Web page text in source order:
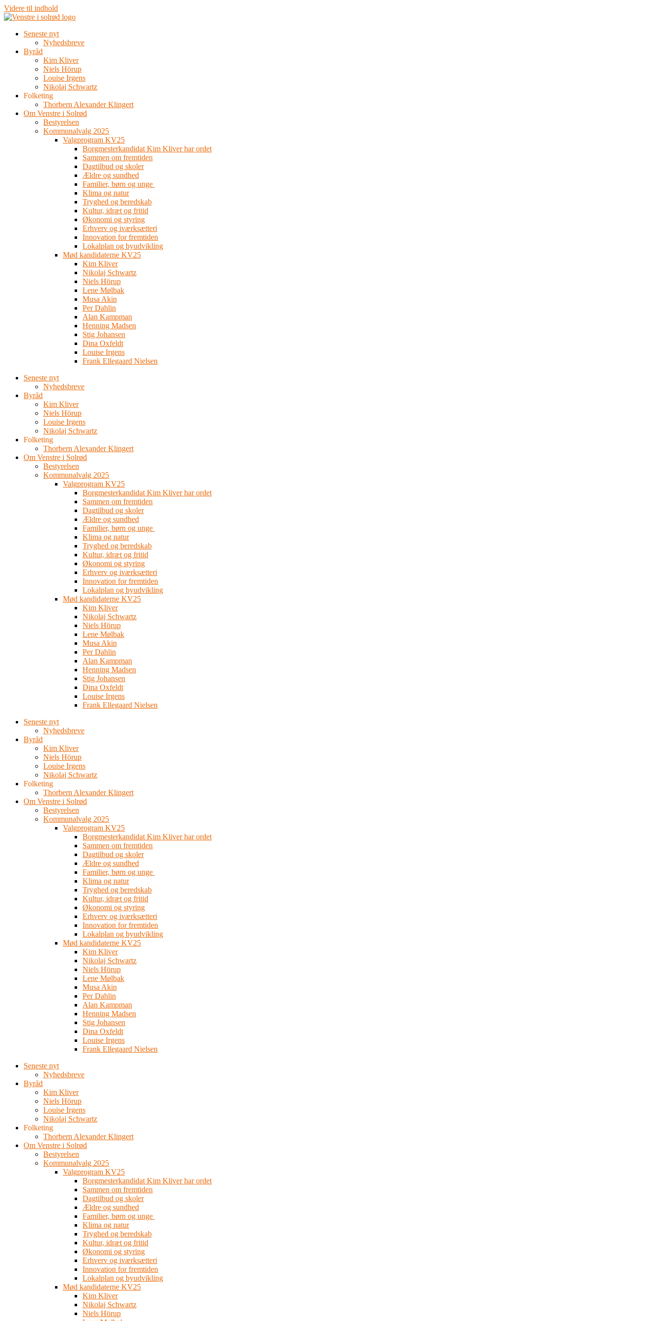
Videre til indhold
Seneste nyt
Nyhedsbreve
Byråd
Kim Kliver
Niels Hörup
Louise Irgens
Nikolaj Schwartz
Folketing
Thorbern Alexander Klingert
Om Venstre i Solrød
Bestyrelsen
Kommunalvalg 2025
Valgprogram KV25
Borgmesterkandidat Kim Kliver har ordet
Sammen om fremtiden
Dagtilbud og skoler
Ældre og sundhed
Familier, børn og unge
Klima og natur
Tryghed og beredskab
Kultur, idræt og fritid
Økonomi og styring
Erhverv og iværksætteri
Innovation for fremtiden
Lokalplan og byudvikling
Mød kandidaterne KV25
Kim Kliver
Nikolaj Schwartz
Niels Hörup
Lene Mølbak
Musa Akin
Per Dahlin
Alan Kampman
Henning Madsen
Stig Johansen
Dina Oxfeldt
Louise Irgens
Frank Ellegaard Nielsen
Seneste nyt
Nyhedsbreve
Byråd
Kim Kliver
Niels Hörup
Louise Irgens
Nikolaj Schwartz
Folketing
Thorbern Alexander Klingert
Om Venstre i Solrød
Bestyrelsen
Kommunalvalg 2025
Valgprogram KV25
Borgmesterkandidat Kim Kliver har ordet
Sammen om fremtiden
Dagtilbud og skoler
Ældre og sundhed
Familier, børn og unge
Klima og natur
Tryghed og beredskab
Kultur, idræt og fritid
Økonomi og styring
Erhverv og iværksætteri
Innovation for fremtiden
Lokalplan og byudvikling
Mød kandidaterne KV25
Kim Kliver
Nikolaj Schwartz
Niels Hörup
Lene Mølbak
Musa Akin
Per Dahlin
Alan Kampman
Henning Madsen
Stig Johansen
Dina Oxfeldt
Louise Irgens
Frank Ellegaard Nielsen
Seneste nyt
Nyhedsbreve
Byråd
Kim Kliver
Niels Hörup
Louise Irgens
Nikolaj Schwartz
Folketing
Thorbern Alexander Klingert
Om Venstre i Solrød
Bestyrelsen
Kommunalvalg 2025
Valgprogram KV25
Borgmesterkandidat Kim Kliver har ordet
Sammen om fremtiden
Dagtilbud og skoler
Ældre og sundhed
Familier, børn og unge
Klima og natur
Tryghed og beredskab
Kultur, idræt og fritid
Økonomi og styring
Erhverv og iværksætteri
Innovation for fremtiden
Lokalplan og byudvikling
Mød kandidaterne KV25
Kim Kliver
Nikolaj Schwartz
Niels Hörup
Lene Mølbak
Musa Akin
Per Dahlin
Alan Kampman
Henning Madsen
Stig Johansen
Dina Oxfeldt
Louise Irgens
Frank Ellegaard Nielsen
Seneste nyt
Nyhedsbreve
Byråd
Kim Kliver
Niels Hörup
Louise Irgens
Nikolaj Schwartz
Folketing
Thorbern Alexander Klingert
Om Venstre i Solrød
Bestyrelsen
Kommunalvalg 2025
Valgprogram KV25
Borgmesterkandidat Kim Kliver har ordet
Sammen om fremtiden
Dagtilbud og skoler
Ældre og sundhed
Familier, børn og unge
Klima og natur
Tryghed og beredskab
Kultur, idræt og fritid
Økonomi og styring
Erhverv og iværksætteri
Innovation for fremtiden
Lokalplan og byudvikling
Mød kandidaterne KV25
Kim Kliver
Nikolaj Schwartz
Niels Hörup